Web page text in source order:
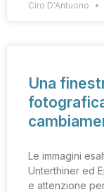
Ciro D'Antuono
Una
Le immagini
Unterthiner ed
e attenzione